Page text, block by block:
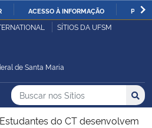
IR
ACESSO À INFORMAÇÃO
SÍTIOS DA UFSM
de Santa Maria
do Sítio
Busca
Buscar no nos Sítios
Busca:
Estudantes do CT desenvolvem